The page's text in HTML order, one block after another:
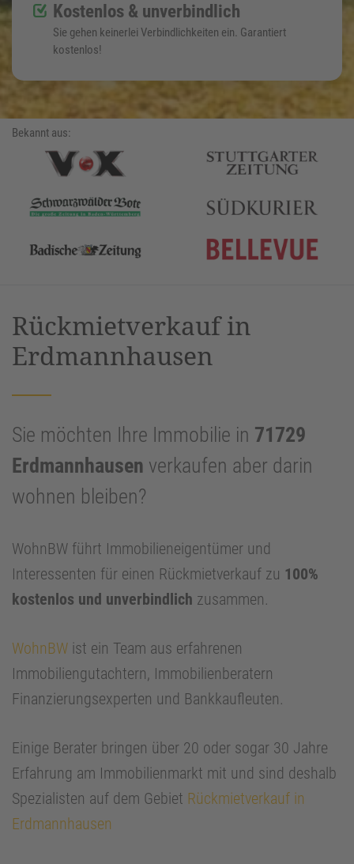
Kostenlos & unverbindlich
Sie gehen keinerlei Verbindlichkeiten ein. Garantiert
kostenlos!
Bekannt aus:
Rückmietverkauf in
Erdmannhausen
Sie möchten Ihre Immobilie in 71729
Erdmannhausen verkaufen aber darin
wohnen bleiben?
WohnBW führt Immobilieneigentümer und
Interessenten für einen Rückmietverkauf zu 100%
kostenlos und unverbindlich zusammen.
WohnBW ist ein Team aus erfahrenen
Immobiliengutachtern, Immobilienberatern
Finanzierungsexperten und Bankkaufleuten.
Einige Berater bringen über 20 oder sogar 30 Jahre
Erfahrung am Immobilienmarkt mit und sind deshalb
Spezialisten auf dem Gebiet Rückmietverkauf in
Erdmannhausen